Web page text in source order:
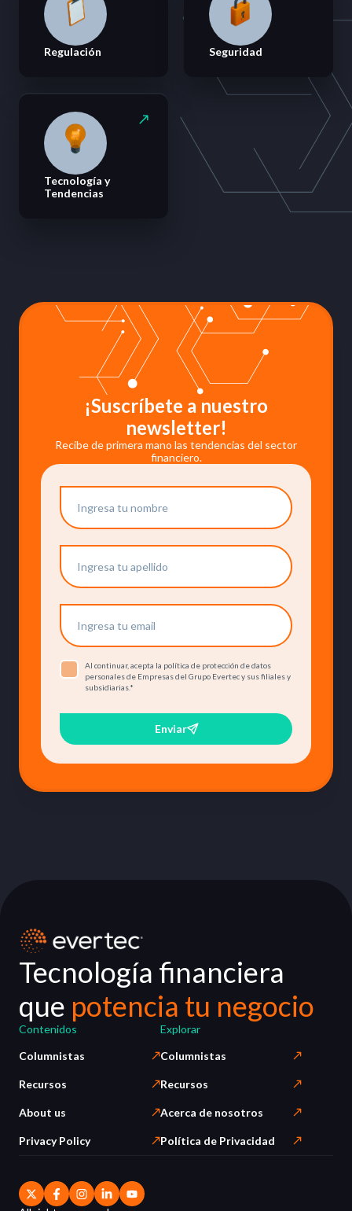
Regulación Seguridad
Tecnología y
Tendencias
¡Suscríbete a nuestro
newsletter!
Recibe de primera mano las tendencias del sector
financiero.
Al continuar, acepta la política de protección de datos
personales de Empresas del Grupo Evertec y sus filiales y
subsidiarias.*
Enviar
Tecnología financiera
que potencia tu negocio
Contenidos
Columnistas
Recursos
About us
Privacy Policy
Explorar
Columnistas
Recursos
Acerca de nosotros
Política de Privacidad